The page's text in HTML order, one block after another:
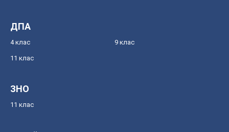
ДПА
4 клас 9 клас
11 клас
ЗНО
11 клас